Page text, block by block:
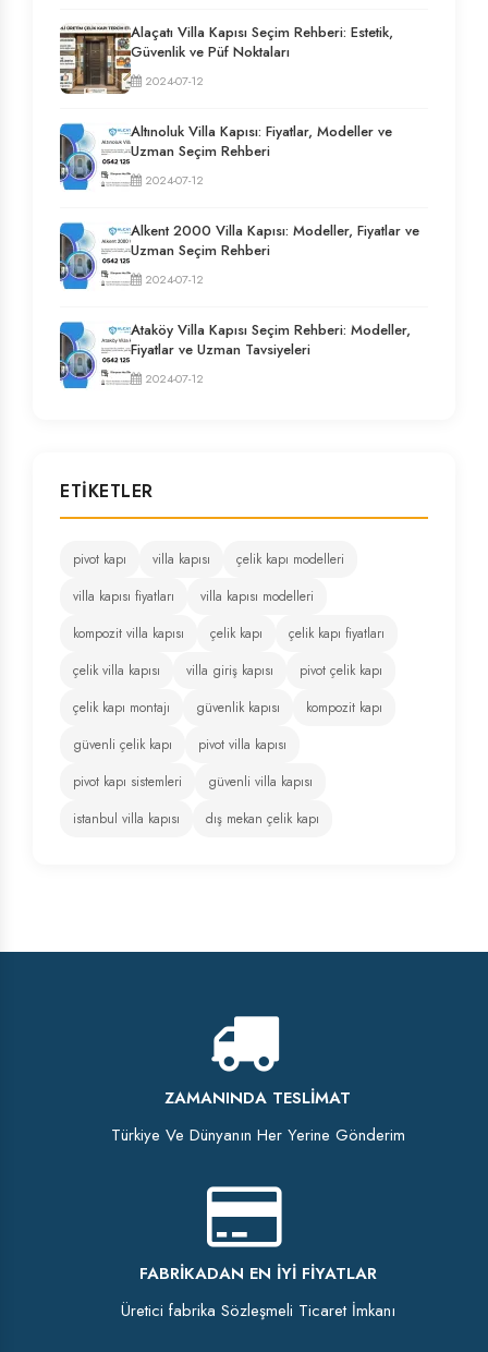
Alaçatı Villa Kapısı Seçim Rehberi: Estetik,
Güvenlik ve Püf Noktaları
2024-07-12
Altınoluk Villa Kapısı: Fiyatlar, Modeller ve
Uzman Seçim Rehberi
2024-07-12
Alkent 2000 Villa Kapısı: Modeller, Fiyatlar ve
Uzman Seçim Rehberi
2024-07-12
Ataköy Villa Kapısı Seçim Rehberi: Modeller,
Fiyatlar ve Uzman Tavsiyeleri
2024-07-12
ETIKETLER
pivot kapı villa kapısı
çelik kapı modelleri
villa kapısı fiyatları
villa kapısı modelleri
kompozit villa kapısı
çelik kapı
çelik kapı fiyatları
çelik villa kapısı
villa giriş kapısı
pivot çelik kapı
çelik kapı montajı
güvenlik kapısı
kompozit kapı
güvenli çelik kapı
pivot villa kapısı
pivot kapı sistemleri
güvenli villa kapısı
istanbul villa kapısı
dış mekan çelik kapı
ZAMANINDA TESLIMAT
Türkiye Ve Dünyanın Her Yerine Gönderim
FABRIKADAN EN İYI FIYATLAR
Üretici fabrika Sözleşmeli Ticaret İmkanı